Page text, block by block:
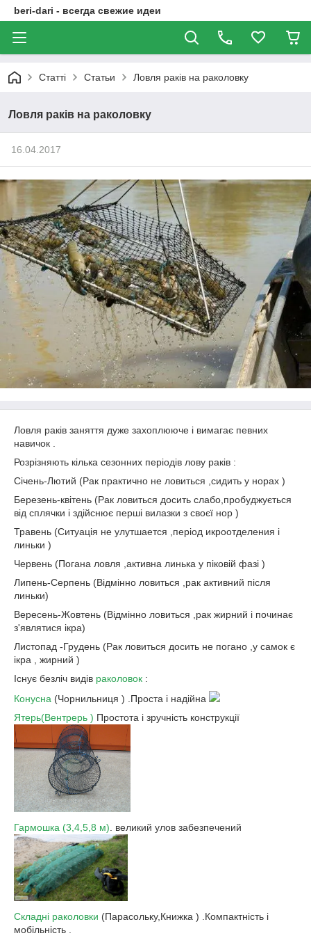
beri-dari - всегда свежие идеи
Статті Статьи Ловля раків на раколовку
Ловля раків на раколовку
16.04.2017
Ловля раків заняття дуже захоплююче і вимагає певних
навичок .
Розрізняють кілька сезонних періодів лову раків :
Січень-Лютий (Рак практично не ловиться ,сидить у норах )
Березень-квітень (Рак ловиться досить слабо,пробуджується
від сплячки і здійснює перші вилазки з своєї нор )
Травень (Ситуація не улутшается ,період икроотделения і
линьки )
Червень (Погана ловля ,активна линька у піковій фазі )
Липень-Серпень (Відмінно ловиться ,рак активний після
линьки)
Вересень-Жовтень (Відмінно ловиться ,рак жирний і починає
з'являтися ікра)
Листопад -Грудень (Рак ловиться досить не погано ,у самок є
ікра , жирний )
Існує безліч видів раколовок :
Конусна (Чорнильниця ) .Проста і надійна
Ятерь(Вентрерь ) Простота і зручність конструкції
Гармошка (3,4,5,8 м) . великий улов забезпечений
Складні раколовки (Парасольку,Книжка ) .Компактність і
мобільність .